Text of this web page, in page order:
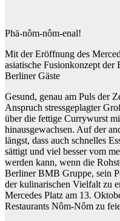
Phä-nôm-nôm-enal!
Mit der Eröffnung des
asiatische Fusionkonzept
Berliner Gäste
Gesund, genau am Puls der
Anspruch stressgeplagter
über die fettige Currywurst
hinausgewachsen. Auf der
längst, dass auch schnelles
sättigt und viel besser vom
werden kann, wenn die
Berliner BMB Gruppe, sein
der kulinarischen Vielfalt zu
Mercedes Platz am 13.
Restaurants Nôm-Nôm zu